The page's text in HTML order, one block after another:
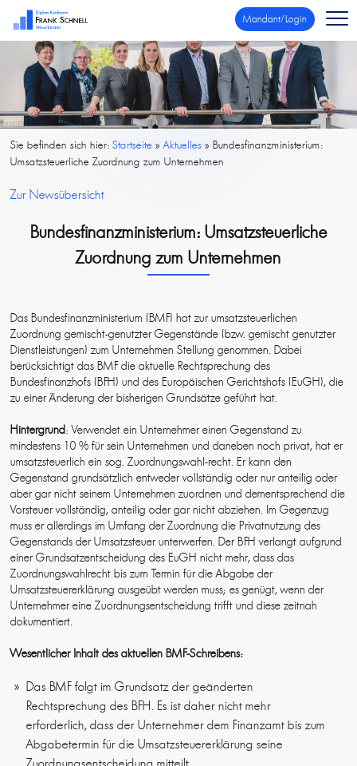
Mandant/Login
Sie befinden sich hier:Startseite »Aktuelles »Bundesfinanzministerium:
Umsatzsteuerliche Zuordnung zum Unternehmen
Zur Newsübersicht
Bundesfinanzministerium: Umsatzsteuerliche
Zuordnung zum Unternehmen
Das Bundesfinanzministerium (BMF) hat zur umsatzsteuerlichen
Zuordnung gemischt-genutzter Gegenstände (bzw. gemischt genutzter
Dienstleistungen) zum Unternehmen Stellung genommen. Dabei
berücksichtigt das BMF die aktuelle Rechtsprechung des
Bundesfinanzhofs (BFH) und des Europäischen Gerichtshofs (EuGH), die
zu einer Änderung der bisherigen Grundsätze geführt hat.
Hintergrund: Verwendet ein Unternehmer einen Gegenstand zu
mindestens 10 % für sein Unternehmen und daneben noch privat, hat er
umsatzsteuerlich ein sog. Zuordnungswahl-recht. Er kann den
Gegenstand grundsätzlich entweder vollständig oder nur anteilig oder
aber gar nicht seinem Unternehmen zuordnen und dementsprechend die
Vorsteuer vollständig, anteilig oder gar nicht abziehen. Im Gegenzug
muss er allerdings im Umfang der Zuordnung die Privatnutzung des
Gegenstands der Umsatzsteuer unterwerfen. Der BFH verlangt aufgrund
einer Grundsatzentscheidung des EuGH nicht mehr, dass das
Zuordnungswahlrecht bis zum Termin für die Abgabe der
Umsatzsteuererklärung ausgeübt werden muss; es genügt, wenn der
Unternehmer eine Zuordnungsentscheidung trifft und diese zeitnah
dokumentiert.
Wesentlicher Inhalt des aktuellen BMF-Schreibens:
Das BMF folgt im Grundsatz der geänderten
Rechtsprechung des BFH. Es ist daher nicht mehr
erforderlich, dass der Unternehmer dem Finanzamt bis zum
Abgabetermin für die Umsatzsteuererklärung seine